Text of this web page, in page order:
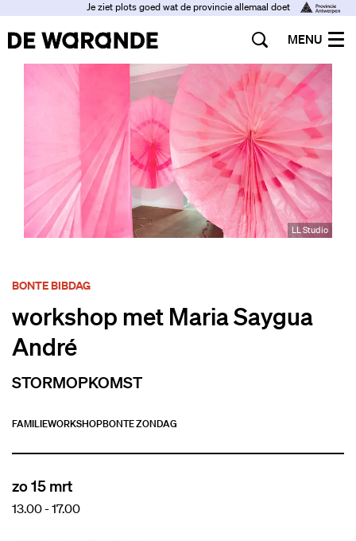
Je ziet plots goed wat de provincie allemaal doet
MENU
LL Studio
workshop met Maria Saygua
André
STORMOPKOMST
BONTE BIBDAG
FAMILIEWORKSHOPBONTE ZONDAG
zo 15 mrt
13.00-17.00